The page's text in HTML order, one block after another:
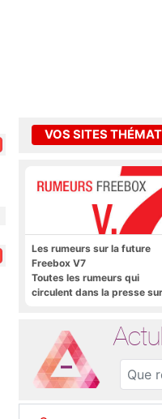
VOS SITES
Les rumeurs sur la future
Freebox V7
Toutes les rumeurs qui
circulent dans la presse sur